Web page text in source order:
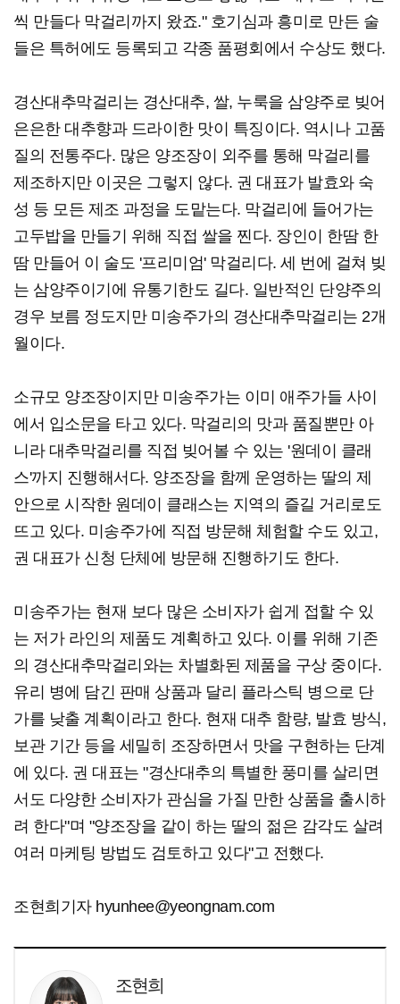
씩 만들다 막걸리까지 왔죠." 호기심과 흥미로 만든 술
들은 특허에도 등록되고 각종 품평회에서 수상도 했다.
경산대추막걸리는 경산대추, 쌀, 누룩을 삼양주로 빚어
은은한 대추향과 드라이한 맛이 특징이다. 역시나 고품
질의 전통주다. 많은 양조장이 외주를 통해 막걸리를
제조하지만 이곳은 그렇지 않다. 권 대표가 발효와 숙
성 등 모든 제조 과정을 도맡는다. 막걸리에 들어가는
고두밥을 만들기 위해 직접 쌀을 찐다. 장인이 한땀 한
땀 만들어 이 술도 '프리미엄' 막걸리다. 세 번에 걸쳐 빚
는 삼양주이기에 유통기한도 길다. 일반적인 단양주의
경우 보름 정도지만 미송주가의 경산대추막걸리는 2개
월이다.
소규모 양조장이지만 미송주가는 이미 애주가들 사이
에서 입소문을 타고 있다. 막걸리의 맛과 품질뿐만 아
니라 대추막걸리를 직접 빚어볼 수 있는 '원데이 클래
스'까지 진행해서다. 양조장을 함께 운영하는 딸의 제
안으로 시작한 원데이 클래스는 지역의 즐길 거리로도
뜨고 있다. 미송주가에 직접 방문해 체험할 수도 있고,
권 대표가 신청 단체에 방문해 진행하기도 한다.
미송주가는 현재 보다 많은 소비자가 쉽게 접할 수 있
는 저가 라인의 제품도 계획하고 있다. 이를 위해 기존
의 경산대추막걸리와는 차별화된 제품을 구상 중이다.
유리 병에 담긴 판매 상품과 달리 플라스틱 병으로 단
가를 낮출 계획이라고 한다. 현재 대추 함량, 발효 방식,
보관 기간 등을 세밀히 조장하면서 맛을 구현하는 단계
에 있다. 권 대표는 "경산대추의 특별한 풍미를 살리면
서도 다양한 소비자가 관심을 가질 만한 상품을 출시하
려 한다"며 "양조장을 같이 하는 딸의 젊은 감각도 살려
여러 마케팅 방법도 검토하고 있다"고 전했다.
조현희기자 hyunhee@yeongnam.com
조현희